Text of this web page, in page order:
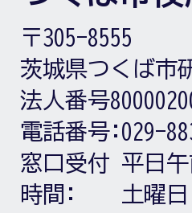
〒305-8555
茨城県つくば市
法人番号
電話番号: 029-
窓口受付
時間:
平日
土曜